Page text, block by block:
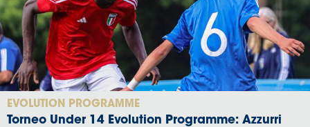
EVOLUTION PROGRAMME
Torneo Under 14 Evolution Programme: Azzurri